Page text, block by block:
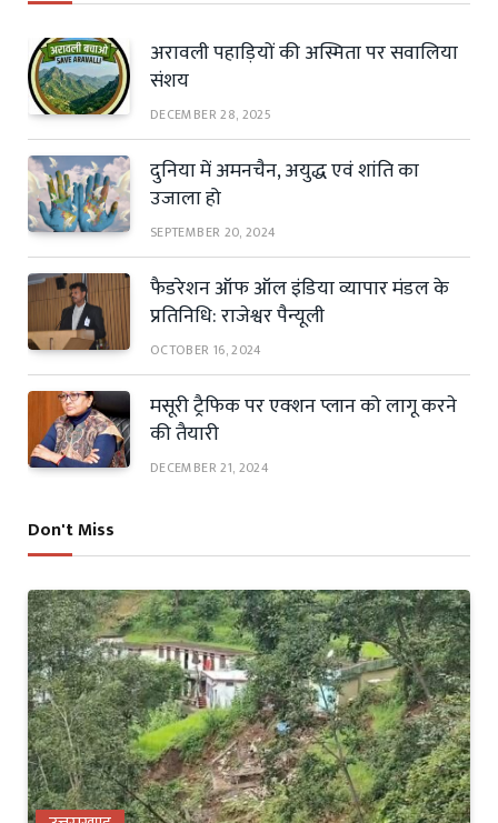
अरावली पहाड़ियों की अस्मिता पर सवालिया
संशय
DECEMBER 28, 2025
दुनिया में अमनचैन, अयुद्ध एवं शांति का
उजाला हो
SEPTEMBER 20, 2024
फैडरेशन ऑफ ऑल इंडिया व्यापार मंडल के
प्रतिनिधि: राजेश्वर पैन्यूली
OCTOBER 16, 2024
मसूरी ट्रैफिक पर एक्शन प्लान को लागू करने
की तैयारी
DECEMBER 21, 2024
Don't Miss